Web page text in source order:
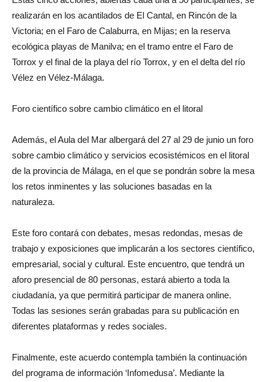
realizarán en los acantilados de El Cantal, en Rincón de la
Victoria; en el Faro de Calaburra, en Mijas; en la reserva
ecológica playas de Manilva; en el tramo entre el Faro de
Torrox y el final de la playa del río Torrox, y en el delta del río
Vélez en Vélez-Málaga.
Foro científico sobre cambio climático en el litoral
Además, el Aula del Mar albergará del 27 al 29 de junio un foro
sobre cambio climático y servicios ecosistémicos en el litoral
de la provincia de Málaga, en el que se pondrán sobre la mesa
los retos inminentes y las soluciones basadas en la
naturaleza.
Este foro contará con debates, mesas redondas, mesas de
trabajo y exposiciones que implicarán a los sectores científico,
empresarial, social y cultural. Este encuentro, que tendrá un
aforo presencial de 80 personas, estará abierto a toda la
ciudadanía, ya que permitirá participar de manera online.
Todas las sesiones serán grabadas para su publicación en
diferentes plataformas y redes sociales.
Finalmente, este acuerdo contempla también la continuación
del programa de información ‘Infomedusa’. Mediante la